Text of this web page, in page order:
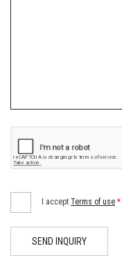
I accept Terms of use *
SEND INQUIRY